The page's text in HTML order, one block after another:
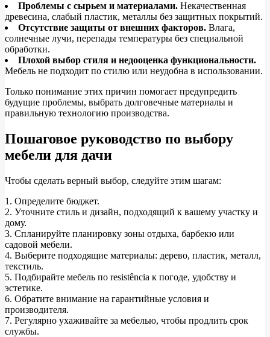
Проблемы с сырьем и материалами. Некачественная
древесина, слабый пластик, металлы без защитных покрытий.
Отсутствие защиты от внешних факторов. Влага,
солнечные лучи, перепады температуры без специальной
обработки.
Плохой выбор стиля и недооценка функциональности.
Мебель не подходит по стилю или неудобна в использовании.
Только понимание этих причин помогает предупредить
будущие проблемы, выбрать долговечные материалы и
правильную технологию производства.
Пошаговое руководство по выбору
мебели для дачи
Чтобы сделать верный выбор, следуйте этим шагам:
1. Определите бюджет.
2. Уточните стиль и дизайн, подходящий к вашему участку и
дому.
3. Спланируйте планировку зоны отдыха, барбекю или
садовой мебели.
4. Выберите подходящие материалы: дерево, пластик, металл,
текстиль.
5. Подбирайте мебель по resistência к погоде, удобству и
эстетике.
6. Обратите внимание на гарантийные условия и
производителя.
7. Регулярно ухаживайте за мебелью, чтобы продлить срок
службы.